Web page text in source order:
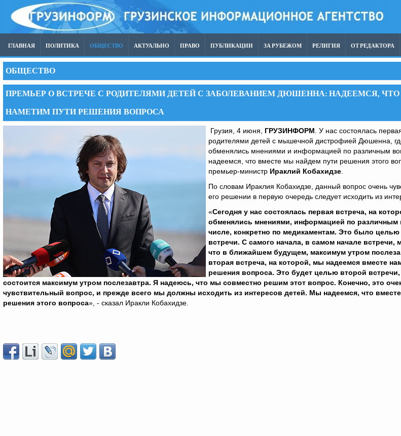
ГЛАВНАЯ ПОЛИТИКА ОБЩЕСТВО АКТУАЛЬНО ПРАВО ПУБЛИКАЦИИ ЗА РУБЕЖОМ РЕЛИГИЯ ОТ РЕДАКТОРА
ОБЩЕСТВО
ПРЕМЬЕР О ВСТРЕЧЕ С РОДИТЕЛЯМИ ДЕТЕЙ С ЗАБОЛЕВАНИЕМ ДЮШЕННА: НАДЕЕМСЯ,
НАМЕТИМ ПУТИ РЕШЕНИЯ ВОПРОСА
Грузия, 4 июня, ГРУЗИНФОРМ . У нас состоялась
родителями детей с мышечной дистрофией Дюшенна,
обменялись мнениями и информацией по различным
надеемся, что вместе мы найдем пути решения этого
премьер-министр Ираклий Кобахидзе
По словам Ираклия Кобахидзе, данный вопрос очень
его решении в первую очередь следует исходить из
«Сегодня у нас состоялась первая встреча, на
обменялись мнениями, информацией по различным
числе, конкретно по медикаментам. Это было целью
встречи. С самого начала, в самом начале встречи,
что в ближайшем будущем, максимум утром
вторая встреча, на которой, мы надеемся вместе
решения вопроса. Это будет целью второй встречи,
состоится максимум утром послезавтра. Я надеюсь, что мы совместно решим этот вопрос. Конечно, это
чувствительный вопрос, и прежде всего мы должны исходить из интересов детей. Мы надеемся, что
решения этого вопроса», - сказал Иракли Кобахидзе.